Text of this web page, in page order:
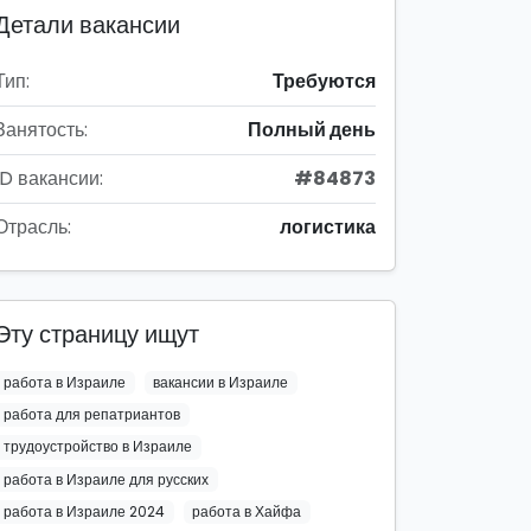
вакансии
Требуются
Полный день
вакансии:
#84873
логистика
страницу ищут
работа в Израиле
вакансии в Израиле
работа для репатриантов
трудоустройство в Израиле
работа в Израиле для русских
работа в Израиле 2024
работа в Хайфа